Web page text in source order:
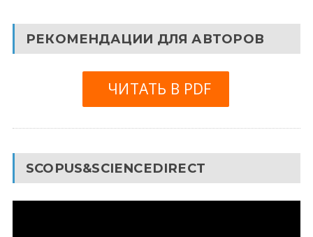
РЕКОМЕНДАЦИИ ДЛЯ АВТОРОВ
ЧИТАТЬ В PDF
SCOPUS&SCIENCEDIRECT